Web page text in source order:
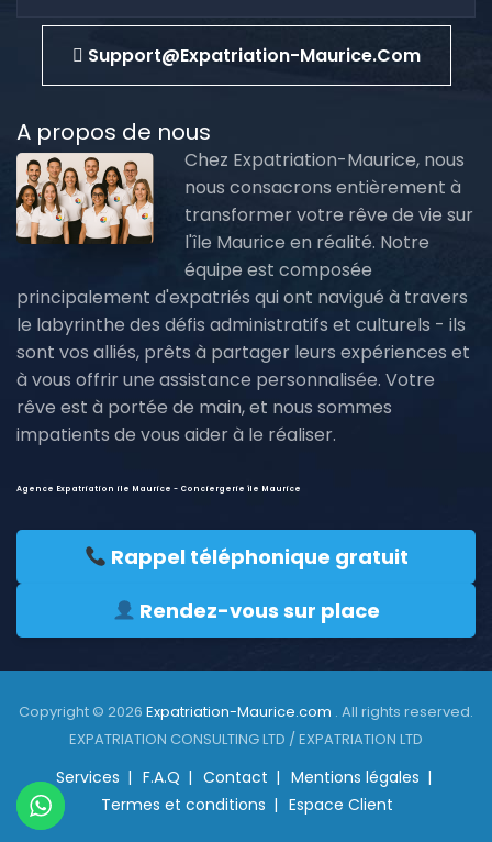
Support@expatriation-Maurice.com
A propos de nous
Chez Expatriation-Maurice, nous
nous consacrons entièrement à
transformer votre rêve de vie sur
l'île Maurice en réalité. Notre
équipe est composée
principalement d'expatriés qui ont navigué à travers
le labyrinthe des défis administratifs et culturels - ils
sont vos alliés, prêts à partager leurs expériences et
à vous offrir une assistance personnalisée. Votre
rêve est à portée de main, et nous sommes
impatients de vous aider à le réaliser.
Agence Expatriation ile Maurice - Conciergerie île Maurice
Rappel téléphonique gratuit
Rendez-vous sur place
Copyright © 2026 Expatriation-Maurice.com . All rights reserved.
EXPATRIATION CONSULTING LTD / EXPATRIATION LTD
Services F.A.Q Contact
Mentions légales
Termes et conditions
Espace Client